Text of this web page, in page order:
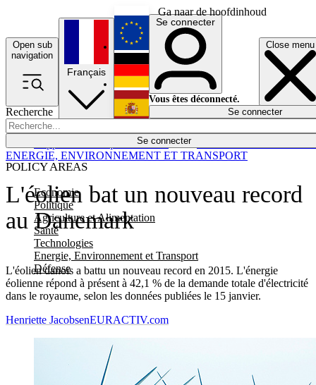
Ga naar de hoofdinhoud
Open sub
navigation
Close menu
Recherche
Se connecter
POLICY AREAS
Economie
Politique
Agriculture et Alimentation
Santé
Technologies
Energie, Environnement et Transport
Défense
Économie
Français
English
Deutsch
Español
Se connecter
Vous êtes déconnecté.
Se connecter
L'éolien bat un nouveau record
au Danemark
L'éolien danois a battu un nouveau record en 2015. L'énergie
éolienne répond à présent à 42,1 % de la demande totale d'électricité
dans le royaume, selon les données publiées le 15 janvier.
ENERGIE, ENVIRONNEMENT ET TRANSPORT
Henriette JacobsenEURACTIV.com